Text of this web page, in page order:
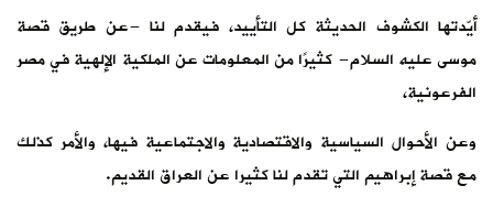
أيّدتها الكشوف الحديثة كل التأييد، فيقدم لنا -عن طريق قصة
موسى عليه السلام- كثيرًا من المعلومات عن الملكية الإلهية في مصر
الفرعونية،
وعن الأحوال السياسية والاقتصادية والاجتماعية فيها، والأمر كذلك
مع قصة إبراهيم التي تقدم لنا كثيرا عن العراق القديم.